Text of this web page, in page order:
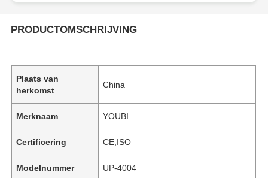
PRODUCTOMSCHRIJVING
Plaats van
herkomst
China
Merknaam YOUBI
Certificering CE,ISO
Modelnummer UP-4004